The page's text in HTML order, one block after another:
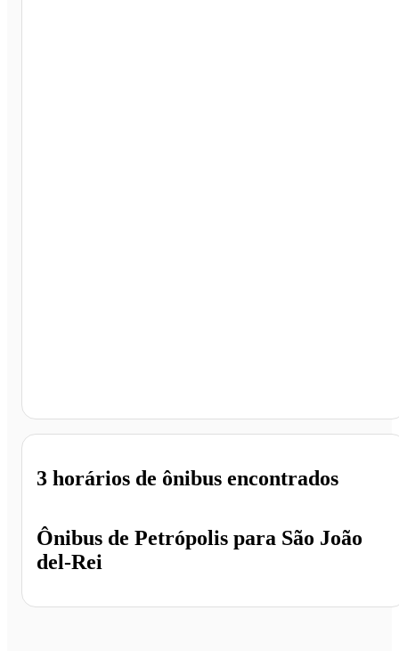
Ônibus de Petrópolis para São João
del-Rei
3 horários de ônibus encontrados